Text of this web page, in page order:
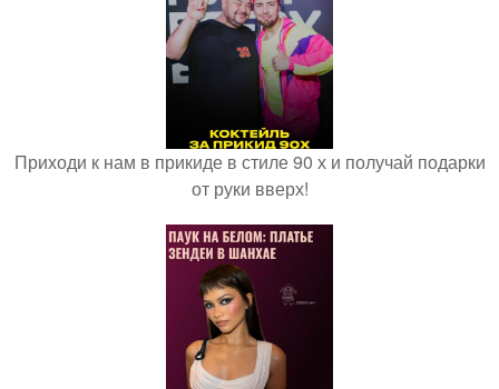
Приходи к нам в прикиде в стиле 90 х и получай подарки
от руки вверх!